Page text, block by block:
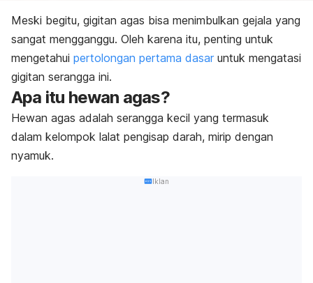
Meski begitu, gigitan agas bisa menimbulkan gejala yang
sangat mengganggu. Oleh karena itu, penting untuk
mengetahui pertolongan pertama dasar untuk mengatasi
gigitan serangga ini.
Apa itu hewan agas?
Hewan agas adalah serangga kecil yang termasuk
dalam kelompok lalat pengisap darah, mirip dengan
nyamuk.
Iklan